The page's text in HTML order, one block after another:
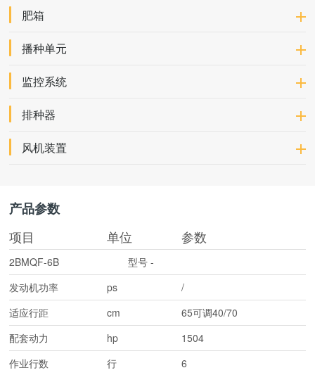
肥箱
播种单元
监控系统
排种器
风机装置
产品参数
项目
单位 参数
型号 -
2BMQF-6B
发动机功率
ps
/
适应行距
cm
65可调40/70
配套动力
hp
1504
作业行数
行
6